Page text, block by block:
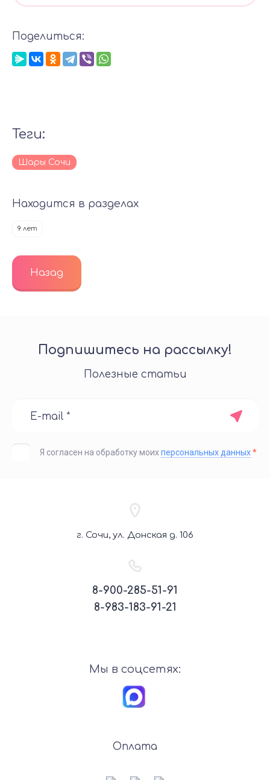
Поделиться:
теги:
Шары Сочи
Находится в разделах
9 лет
Назад
Подпишитесь на рассылку!
Полезные статьи
Я согласен на обработку моихперсональных данных*
г. Сочи, ул. Донская д. 106
8-900-285-51-91
8-983-183-91-21
Мы в соцсетях:
Оплата